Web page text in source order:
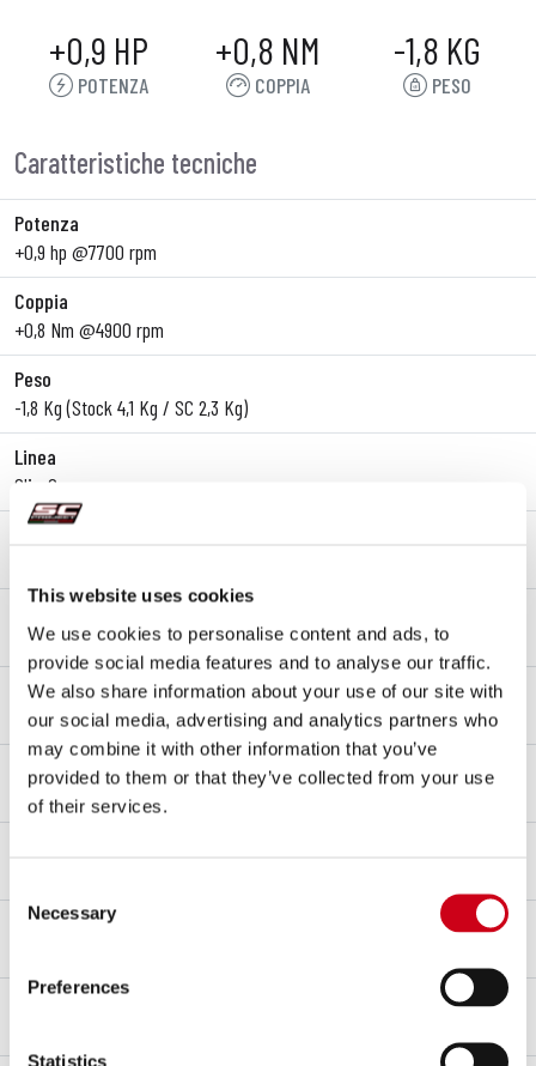
This website uses cookies
We use cookies to personalise content and ads, to
provide social media features and to analyse our traffic.
We also share information about your use of our site with
our social media, advertising and analytics partners who
may combine it with other information that you’ve
provided to them or that they’ve collected from your use
of their services.
Selection
Necessary
Preferences
Statistics
+0,9 HP
POTENZA
+0,8 NM
COPPIA
-1,8 KG
PESO
Caratteristiche tecniche
Potenza
+0,9 hp @7700 rpm
Coppia
+0,8 Nm @4900 rpm
Peso
-1,8 Kg (Stock 4,1 Kg / SC 2,3 Kg)
Linea
Slip-On
Fibra di carbonio
Materiale raccordo
Acciaio inox AISI 304
Tipo di fissaggio
Fascetta
Omologazione – EC / ECE
Certificato d'omologazione